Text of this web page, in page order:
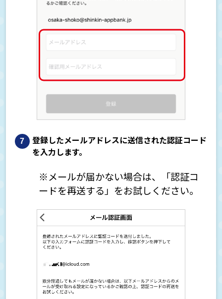
登録したメールアドレスに送信された認証コード
を入力します。
※メールが届かない場合は、「認証コ
ードを再送する」をお試しください。